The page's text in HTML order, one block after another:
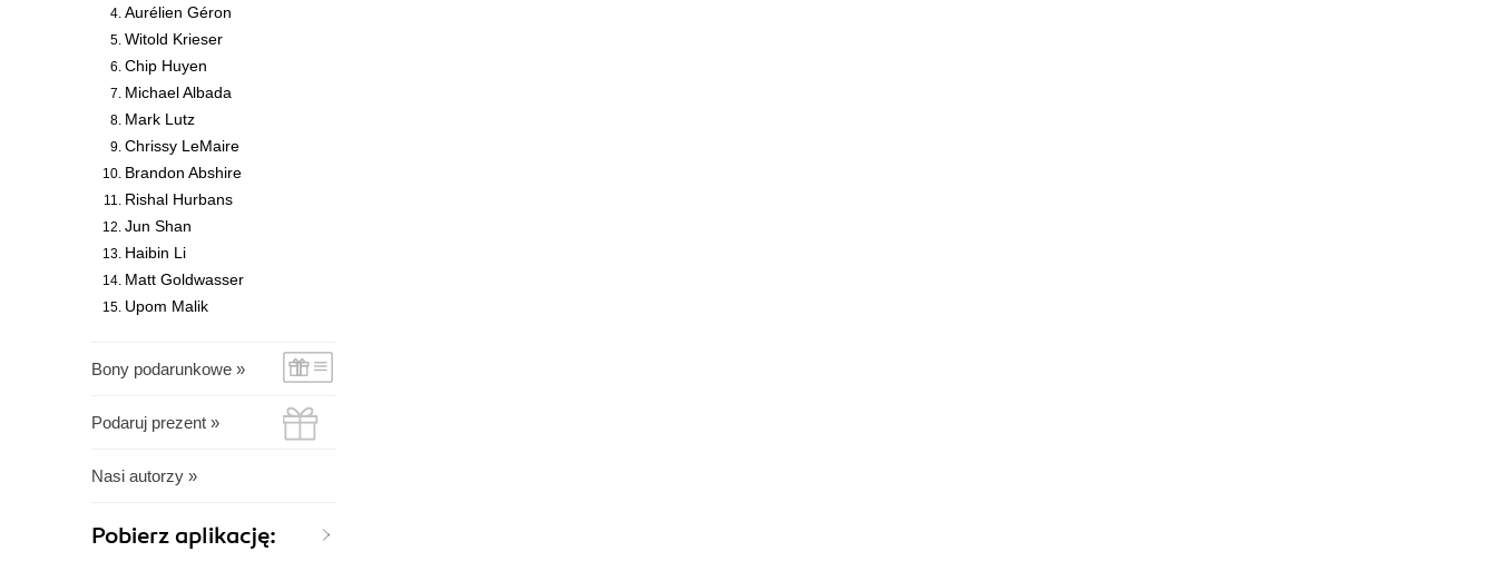
Aurélien Géron
Witold Krieser
Chip Huyen
Michael Albada
Mark Lutz
Chrissy LeMaire
Brandon Abshire
Rishal Hurbans
Jun Shan
Haibin Li
Matt Goldwasser
Upom Malik
Bony podarunkowe »
Podaruj prezent »
Nasi autorzy »
Pobierz aplikację: